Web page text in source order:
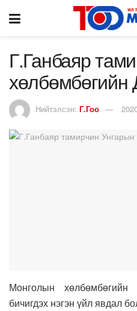
Г.Ганбаяр
Нийтэлсэн: Г.Гоо
Монголын
бичигдэх нэгэн үйл явдал